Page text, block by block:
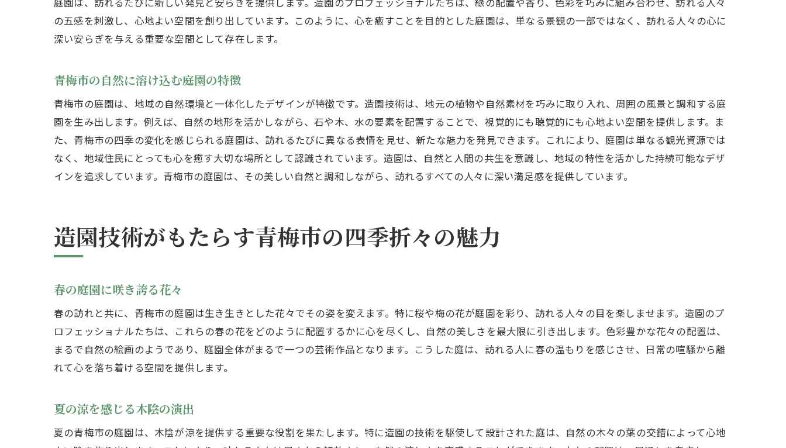
青梅市の自然との調和を考えた造園
青梅市の自然美を引き出す造園のテクニック
植栽の選定と配置のポイント
自然素材の活用と管理
造園における視覚的効果の活用
青梅市で体感する造園の芸術的な魅力
芸術性を追求した庭園デザイン
の五感を刺激し、心地よい空間を創り出しています。このように、心を癒すことを目的とした庭園は、単なる景観の一部ではなく、訪れる人々の心に
深い安らぎを与える重要な空間として存在します。
青梅市の自然に溶け込む庭園の特徴
青梅市の庭園は、地域の自然環境と一体化したデザインが特徴です。造園技術は、地元の植物や自然素材を巧みに取り入れ、周囲の風景と調和する庭
園を生み出します。例えば、自然の地形を活かしながら、石や木、水の要素を配置することで、視覚的にも聴覚的にも心地よい空間を提供します。ま
た、青梅市の四季の変化を感じられる庭園は、訪れるたびに異なる表情を見せ、新たな魅力を発見できます。これにより、庭園は単なる観光資源では
なく、地域住民にとっても心を癒す大切な場所として認識されています。造園は、自然と人間の共生を意識し、地域の特性を活かした持続可能なデザ
インを追求しています。青梅市の庭園は、その美しい自然と調和しながら、訪れるすべての人々に深い満足感を提供しています。
造園技術がもたらす青梅市の四季折々の魅力
春の庭園に咲き誇る花々
春の訪れと共に、青梅市の庭園は生き生きとした花々でその姿を変えます。特に桜や梅の花が庭園を彩り、訪れる人々の目を楽しませます。造園のプ
ロフェッショナルたちは、これらの春の花をどのように配置するかに心を尽くし、自然の美しさを最大限に引き出します。色彩豊かな花々の配置は、
まるで自然の絵画のようであり、庭園全体がまるで一つの芸術作品となります。こうした庭は、訪れる人に春の温もりを感じさせ、日常の喧騒から離
れて心を落ち着ける空間を提供します。
夏の涼を感じる木陰の演出
夏の青梅市の庭園は、木陰が涼を提供する重要な役割を果たします。特に造園の技術を駆使して設計された庭は、自然の木々の葉の交錯によって心地